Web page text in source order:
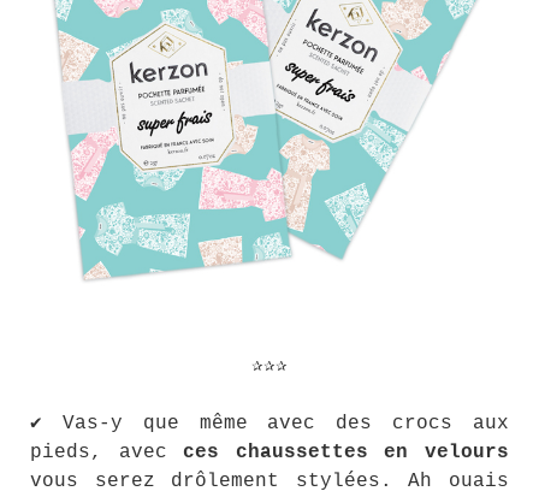
✰✰✰
✔ Vas-y que même avec des crocs aux
pieds, avecces chaussettes en velours
vous serez drôlement stylées. Ah ouais